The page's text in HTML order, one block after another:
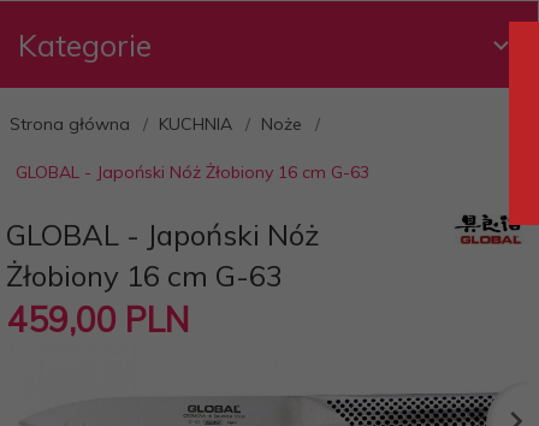
Kategorie
Strona główna KUCHNIA Noże
GLOBAL - Japoński Nóż Żłobiony 16 cm G-63
GLOBAL - Japoński Nóż
Żłobiony 16 cm G-63
459,00 PLN